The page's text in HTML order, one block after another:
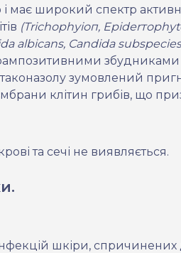
має широкий спектр
(Тrісhорhуіоп, Ерidеrторhyt
albicans, Сandida subspecies
збудниками
зумовлений
клітин грибів, що
та сечі не виявляється.
шкіри, спричинених